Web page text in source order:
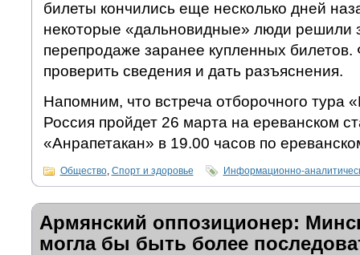
билеты кончились еще несколько дней
некоторые «дальновидные» люди решили
перепродаже заранее купленных
проверить сведения и дать разъяснения.
Напомним, что встреча отборочного тура
Россия пройдет 26 марта на ереванском
«Анрапетакан» в 19.00 часов по
Общество, Спорт и здоровье Информационно-
Армянский оппозиционер:
могла бы быть более